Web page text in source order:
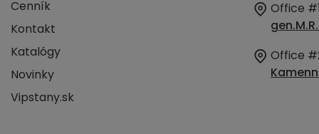
Cenník
Kontakt
Katalógy
Novinky
Vipstany.sk
Office
Office